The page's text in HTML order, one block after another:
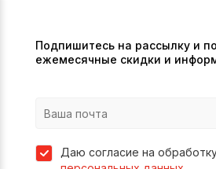
Подпишитесь на рассылку и
ежемесячные скидки и
Даю согласие на